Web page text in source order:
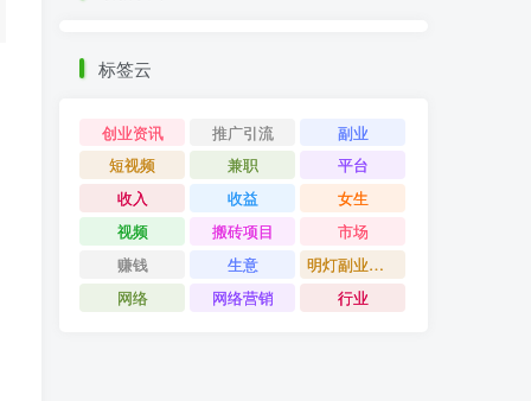
标签云
创业资讯 推广引流
副业
短视频
兼职
平台
收入
收益
女生
视频
搬砖项目
市场
赚钱
生意
明灯副业千计
网络
网络营销 行业